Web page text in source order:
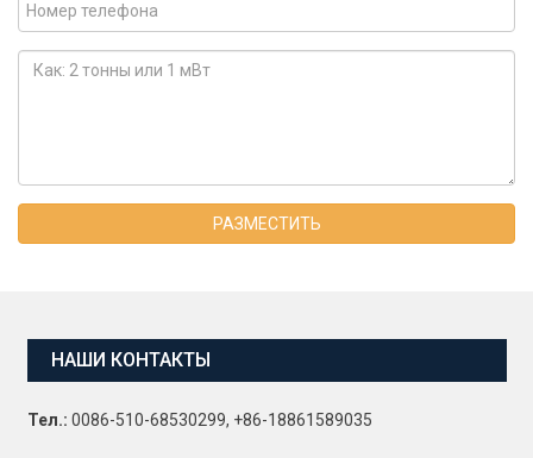
РАЗМЕСТИТЬ
НАШИ КОНТАКТЫ
Тел.: 0086-510-68530299, +86-18861589035